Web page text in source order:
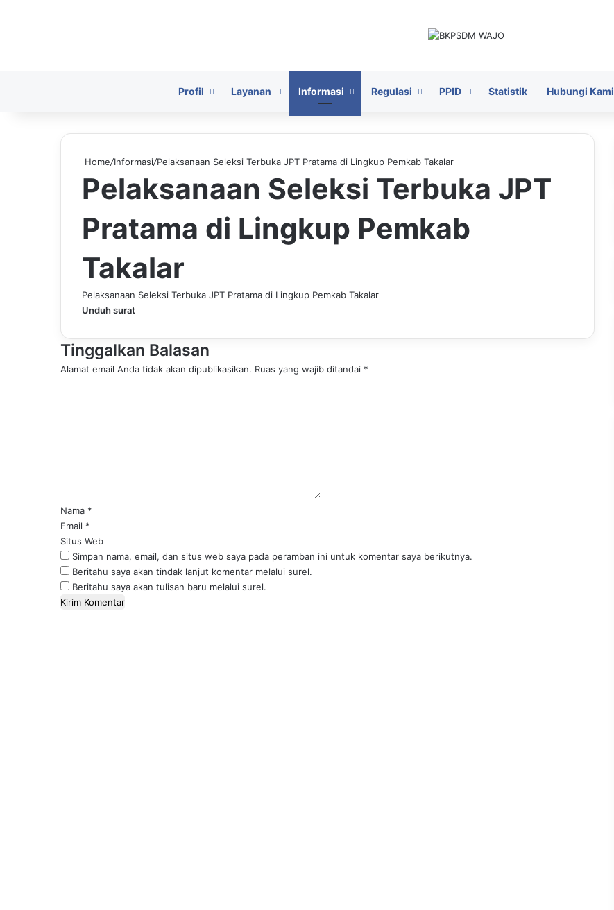
HomePage
Profil Layanan Informasi Regulasi PPID Statistik Hubungi Kami
Home/Informasi/Pelaksanaan Seleksi Terbuka JPT Pratama di Lingkup Pemkab Takalar
Pelaksanaan Seleksi Terbuka JPT
Pratama di Lingkup Pemkab
Takalar
Pelaksanaan Seleksi Terbuka JPT Pratama di Lingkup Pemkab Takalar
Unduh surat
Tinggalkan Balasan
Alamat email Anda tidak akan dipublikasikan. Ruas yang wajib ditandai *
*Nama *
Email *
Situs Web
Simpan nama, email, dan situs web saya pada peramban ini untuk komentar saya berikutnya.
Beritahu saya akan tindak lanjut komentar melalui surel.
Beritahu saya akan tulisan baru melalui surel.